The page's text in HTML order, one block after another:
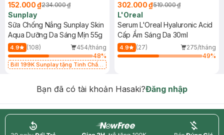
152.000 ₫234.000 ₫
Sunplay
Sữa Chống Nắng Sunplay Skin
Aqua Dưỡng Da Sáng Mịn 55g
4.9 (108)
454/tháng
48%
Bill 199K Sunplay tặng Tinh Chất
302.000 ₫519.000 ₫
L'Oreal
Serum L'Oreal Hyaluronic Acid
Cấp Ẩm Sáng Da 30ml
4.9 (27)
275/tháng
49%
Bạn đã có tài khoản Hasaki?Đăng nhập